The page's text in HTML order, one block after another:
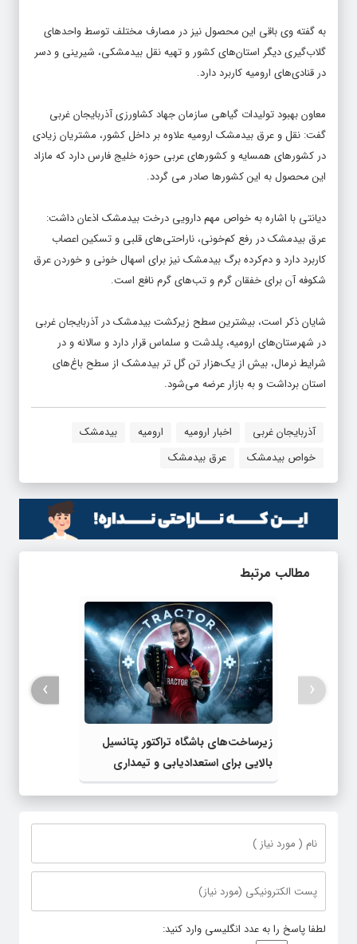
به گفته وی باقی این محصول نیز در مصارف مختلف توسط واحدهای
گلاب‌گیری دیگر استان‌های کشور و تهیه نقل بیدمشکی، شیرینی و دسر
در قنادی‌های ارومیه کاربرد دارد.
معاون بهبود تولیدات گیاهی سازمان جهاد کشاورزی آذربایجان غربی
گفت: نقل و عرق بیدمشک ارومیه علاوه بر داخل کشور، مشتریان زیادی
در کشورهای همسایه و کشورهای عربی حوزه خلیج فارس دارد که مازاد
این محصول به این کشورها صادر می گردد.
دیانتی با اشاره به خواص مهم دارویی درخت بیدمشک اذعان داشت:
عرق بیدمشک در رفع کم‌خونی، ناراحتی‌های قلبی و تسکین اعصاب
کاربرد دارد و دم‌کرده برگ بیدمشک نیز برای اسهال خونی و خوردن عرق
شکوفه آن برای خفقان گرم و تب‌های گرم نافع است.
شایان ذکر است، بیشترین سطح زیرکشت بیدمشک در آذربایجان غربی
در شهرستان‌های ارومیه، پلدشت و سلماس قرار دارد و سالانه و در
شرایط نرمال، بیش از یک‌هزار تن گل تر بیدمشک از سطح باغ‌های
استان برداشت و به بازار عرضه می‌شود.
آذربایجان غربی اخبار ارومیه ارومیه
بیدمشک
خواص بیدمشک
عرق بیدمشک
مطالب مرتبط
زیرساخت‌های باشگاه تراکتور پتانسیل
بالایی برای استعدادیابی و تیمداری
ورزش بانوان دارد
‹
›
لطفا پاسخ را به عدد انگلیسی وارد کنید: